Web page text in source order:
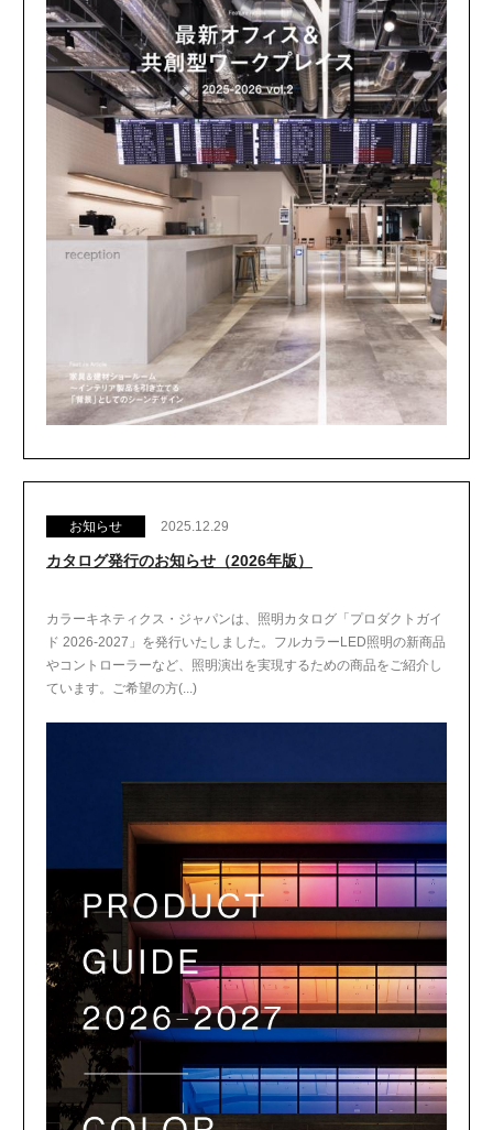
お知らせ 2025.12.29
カタログ発行のお知らせ（2026年版）
カラーキネティクス・ジャパンは、照明カタログ「プロダクトガイ
ド 2026-2027」を発行いたしました。フルカラーLED照明の新商品
やコントローラーなど、照明演出を実現するための商品をご紹介し
ています。ご希望の方(...)